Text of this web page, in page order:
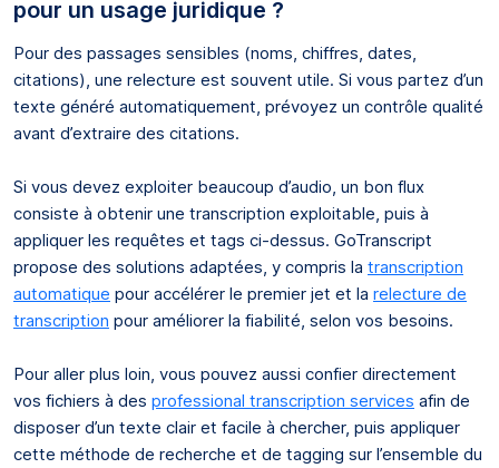
pour un usage juridique ?
Pour des passages sensibles (noms, chiffres, dates,
citations), une relecture est souvent utile. Si vous partez d’un
texte généré automatiquement, prévoyez un contrôle qualité
avant d’extraire des citations.
Si vous devez exploiter beaucoup d’audio, un bon flux
consiste à obtenir une transcription exploitable, puis à
appliquer les requêtes et tags ci-dessus. GoTranscript
propose des solutions adaptées, y compris la transcription
automatique pour accélérer le premier jet et la relecture de
transcription pour améliorer la fiabilité, selon vos besoins.
Pour aller plus loin, vous pouvez aussi confier directement
vos fichiers à des professional transcription services afin de
disposer d’un texte clair et facile à chercher, puis appliquer
cette méthode de recherche et de tagging sur l’ensemble du